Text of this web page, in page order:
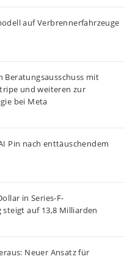
auf Verbrennerfahrzeuge
Beratungsausschuss mit
und weiteren zur
bei Meta
Pin nach enttäuschendem
in Series-F-
auf 13,8 Milliarden
Neuer Ansatz für